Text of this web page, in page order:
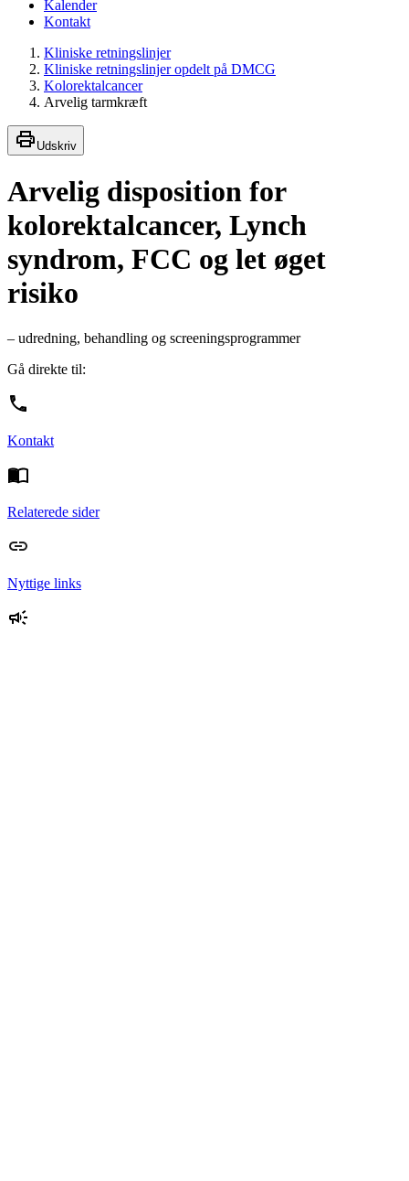
Kalender
Kontakt
Kliniske retningslinjer
Kliniske retningslinjer opdelt på DMCG
Kolorektalcancer
Arvelig tarmkræft
Udskriv
Arvelig disposition for
kolorektalcancer, Lynch
syndrom, FCC og let øget
risiko
– udredning, behandling og screeningsprogrammer
Gå direkte til:
Kontakt
Relaterede sider
Nyttige links